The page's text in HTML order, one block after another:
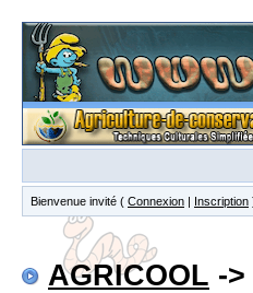
Bienvenue invité ( Connexion | Inscription
AGRICOOL -